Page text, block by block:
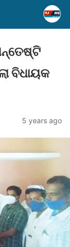
ବିଧାୟକ
5 years ago